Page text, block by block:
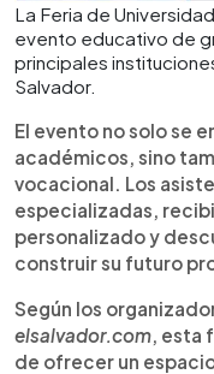
La Feria de
evento educativo de
principales
Salvador.
El evento no solo se
académicos, sino
vocacional. Los
especializadas,
personalizado y
construir su futuro
Según los
elsalvador.com ,
de ofrecer un